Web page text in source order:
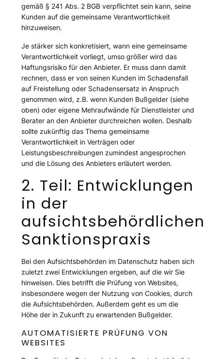
gemäß § 241 Abs. 2 BGB verpflichtet sein kann, seine
Kunden auf die gemeinsame Verantwortlichkeit
hinzuweisen.
Je stärker sich konkretisiert, wann eine gemeinsame
Verantwortlichkeit vorliegt, umso größer wird das
Haftungsrisiko für den Anbieter. Er muss dann damit
rechnen, dass er von seinen Kunden im Schadensfall
auf Freistellung oder Schadensersatz in Anspruch
genommen wird, z.B. wenn Kunden Bußgelder (siehe
oben) oder eigene Mehraufwände für Dienstleister und
Berater an den Anbieter durchreichen wollen. Deshalb
sollte zukünftig das Thema gemeinsame
Verantwortlichkeit in Verträgen oder
Leistungsbeschreibungen zumindest angesprochen
und die Lösung des Anbieters erläutert werden.
2. Teil: Entwicklungen
in der
aufsichtsbehördlichen
Sanktionspraxis
Bei den Aufsichtsbehörden im Datenschutz haben sich
zuletzt zwei Entwicklungen ergeben, auf die wir Sie
hinweisen. Dies betrifft die Prüfung von Websites,
insbesondere wegen der Nutzung von Cookies, durch
die Aufsichtsbehörden. Außerdem geht es um die
Höhe der in Zukunft zu erwartenden Bußgelder.
AUTOMATISIERTE PRÜFUNG VON
WEBSITES